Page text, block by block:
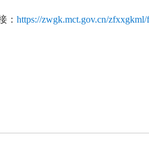
： https://zwgk.mct.gov.cn/